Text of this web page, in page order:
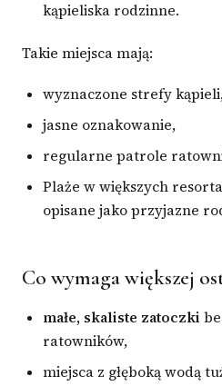
kąpieliska rodzinne.
Takie miejsca mają:
wyznaczone strefy
jasne oznakowanie,
regularne patrole
Plaże w większych
opisane jako przyjazne
Co wymaga większej
małe, skaliste zatoczki
ratowników,
miejsca z głęboką wodą